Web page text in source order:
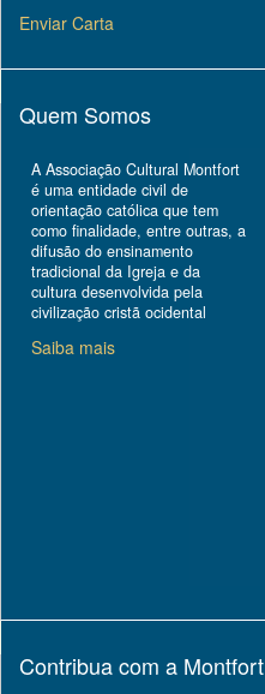
Enviar Carta
Quem Somos
A Associação Cultural Montfort
é uma entidade civil de
orientação católica que tem
como finalidade, entre outras, a
difusão do ensinamento
tradicional da Igreja e da
cultura desenvolvida pela
civilização cristã ocidental
Saiba mais
Contribua com a Montfort